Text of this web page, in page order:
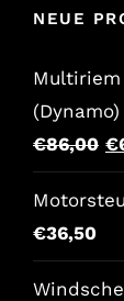
NEUE
Multiriem
(Dynamo)
€86,00 €
€36,50